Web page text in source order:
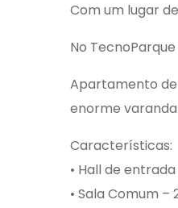
Com um lugar
No
Apartamento de
enorme varanda
Características:
• Hall de entrada
• Sala Comum –